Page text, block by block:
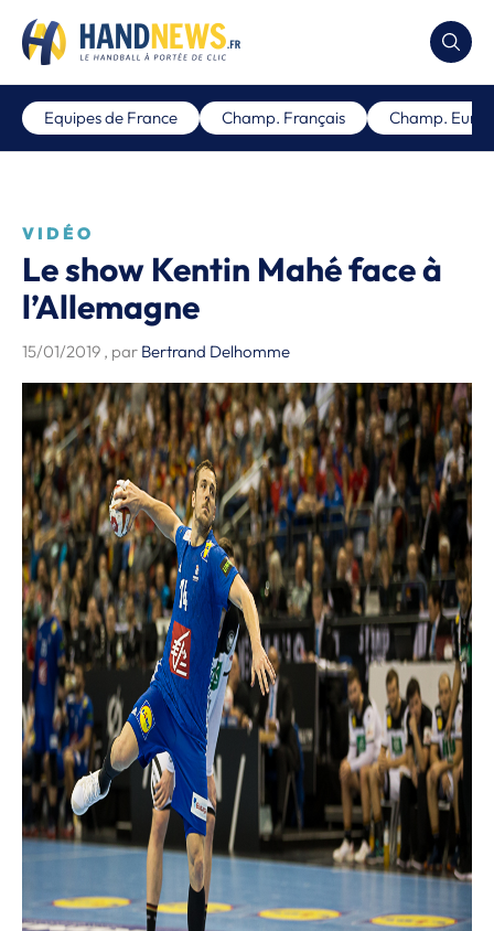
Equipes de France Champ. Français Champ.
VIDÉO
Le show Kentin Mahé face à
l’Allemagne
15/01/2019 , par Bertrand Delhomme